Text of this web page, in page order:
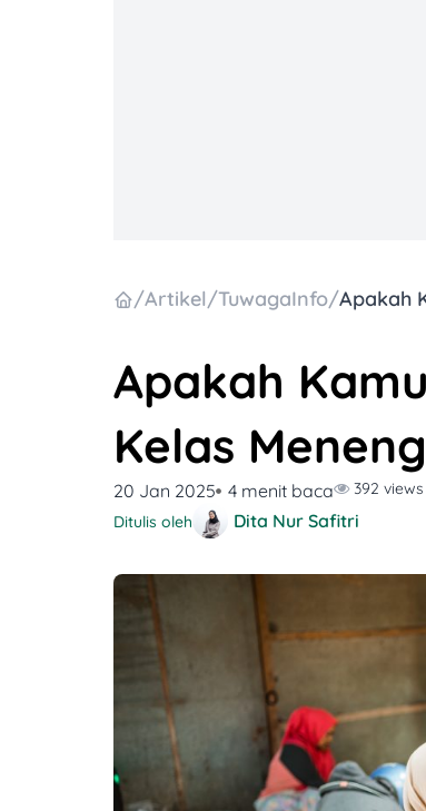
/Artikel/TuwagaInfo/
Apakah
Kelas
20 Jan 2025 4 menit baca
392 views
Ditulis oleh
Dita Nur Safitri